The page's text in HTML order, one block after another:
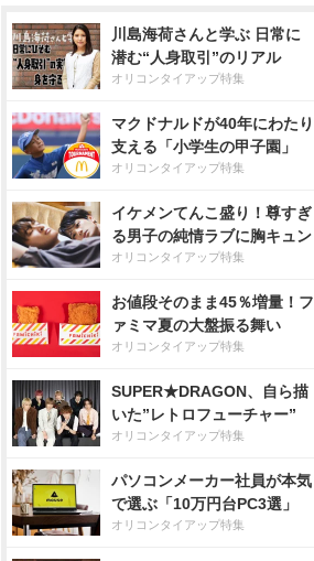
川島海荷さんと学ぶ 日常に
潜む“人身取引”のリアル
オリコンタイアップ特集
マクドナルドが40年にわたり
支える「小学生の甲子園」
オリコンタイアップ特集
イケメンてんこ盛り！尊すぎ
る男子の純情ラブに胸キュン
オリコンタイアップ特集
お値段そのまま45％増量！フ
ァミマ夏の大盤振る舞い
オリコンタイアップ特集
SUPER★DRAGON、自ら描
いた”レトロフューチャー”
オリコンタイアップ特集
パソコンメーカー社員が本気
で選ぶ「10万円台PC3選」
オリコンタイアップ特集